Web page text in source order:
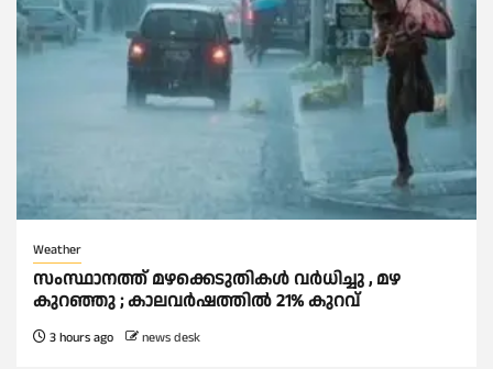
Weather
സംസ്ഥാനത്ത് മഴക്കെടുതികള്‍ വര്‍ധിച്ചു , മഴ
കുറഞ്ഞു ; കാലവര്‍ഷത്തില്‍ 21% കുറവ്
3 hours ago news desk